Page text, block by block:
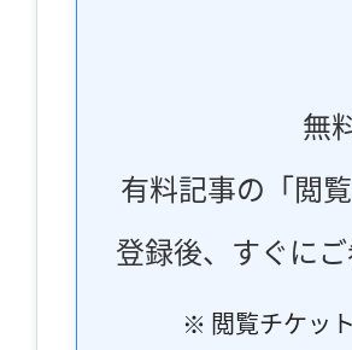
無
有料記事の「閲
登録後、すぐに
※ 閲覧チケッ